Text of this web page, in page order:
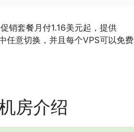
销套餐月付1.16美元起，提供
任意切换，并且每个VPS可以免费
房介绍